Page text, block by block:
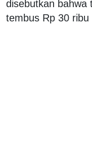
disebutkan bahwa
tembus Rp 30 ribu